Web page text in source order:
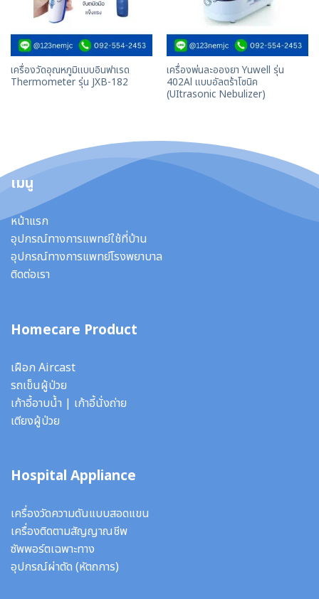
เครื่องวัดอุณหภูมิแบบอินฟาเรด
Thermometer รุ่น JXB-182
เครื่องพ่นละอองยา Yuwell รุ่น
402Al แบบอัลตร้าโซนิค
(UItrasonic Nebulizer)
เมนู
หน้าแรก
อุปกรณ์ทางการแพทย์ใช้ที่บ้าน
อุปกรณ์ทางการแพทย์โรงพยาบาล
ติดต่อเรา
Homecare Product
เฝือก Aircast
รถเข็นผู้ป่วย
เก้าอี้อาบน้ำ | เก้าอี้นั่งถ่าย
เตียงผู้ป่วย
Hospital Appliance
เครื่องวัดความดันแบบสอดแขน
เครื่องติดตามสัญญาณชีพ
ซัพพอร์ตเฉพาะทาง
อุปกรณ์ผ่าตัด (หัตถการ)